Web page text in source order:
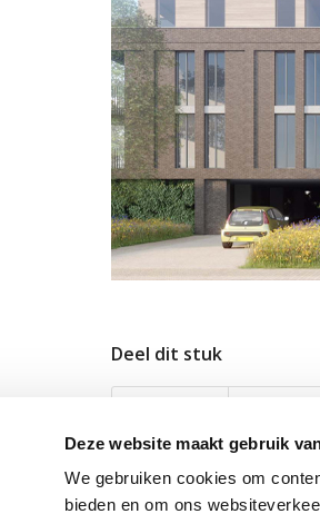
Deze website maakt gebruik
We gebruiken cookies om
bieden en om ons
Deel dit stuk